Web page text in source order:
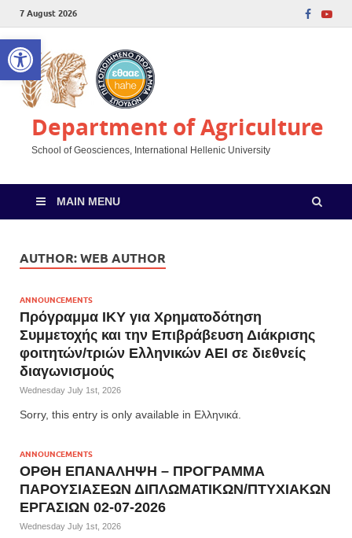
Open toolbar
7 August 2026
Department of Agriculture
School of Geosciences, International Hellenic University
MAIN MENU
AUTHOR: WEB AUTHOR
ANNOUNCEMENTS
Πρόγραμμα ΙΚΥ για Χρηματοδότηση
Συμμετοχής και την Επιβράβευση Διάκρισης
φοιτητών/τριών Ελληνικών ΑΕΙ σε διεθνείς
διαγωνισμούς
Wednesday July 1st, 2026
Sorry, this entry is only available in Ελληνικά.
ANNOUNCEMENTS
ΟΡΘΗ ΕΠΑΝΑΛΗΨΗ – ΠΡΟΓΡΑΜΜΑ
ΠΑΡΟΥΣΙΑΣΕΩΝ ΔΙΠΛΩΜΑΤΙΚΩΝ/ΠΤΥΧΙΑΚΩΝ
ΕΡΓΑΣΙΩΝ 02-07-2026
Wednesday July 1st, 2026